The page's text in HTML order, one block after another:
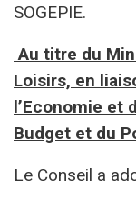
SOGEPIE.
Au titre du
Loisirs, en
l’Economie et
Budget et du
Le Conseil a